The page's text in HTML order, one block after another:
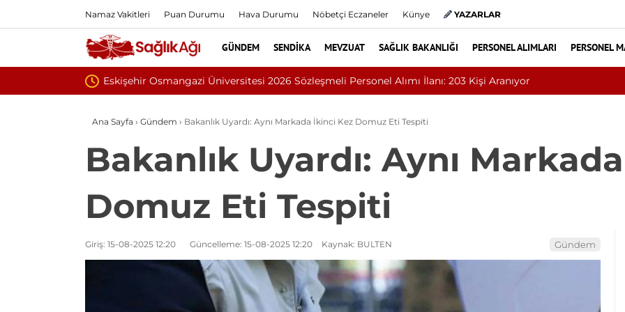
Namaz Vakitleri Puan Durumu Hava Durumu Nöbetçi Eczaneler Künye YAZARLAR
GÜNDEM SENDIKA MEVZUAT SAĞLIK BAKANLIĞI PERSONEL ALIMLARI PERSONEL
İnönü Üniversitesi 131 Sözleşmeli Personel Alımı İlanı
Ana Sayfa › Gündem › Bakanlık Uyardı: Aynı Markada İkinci Kez Domuz Eti Tespiti
Bakanlık Uyardı: Aynı
Domuz Eti Tespiti
Giriş: 15-08-2025 12:20 Güncelleme: 15-08-2025 12:20 Kaynak: BULTEN Gündem